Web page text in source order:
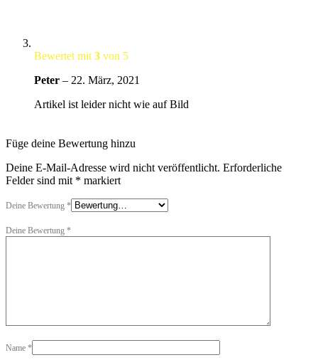
Bewertet mit 3 von 5
Peter – 22. März, 2021
Artikel ist leider nicht wie auf Bild
Füge deine Bewertung hinzu
Deine E-Mail-Adresse wird nicht veröffentlicht. Erforderliche
Felder sind mit * markiert
Deine Bewertung *
Deine Bewertung *
Name *